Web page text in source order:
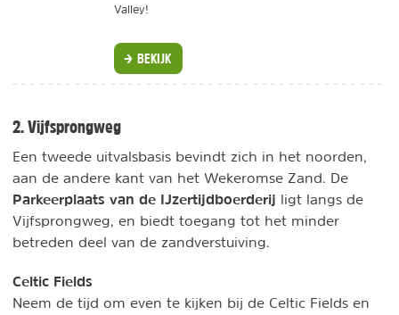
Valley!
BEKIJK
2. Vijfsprongweg
Een tweede uitvalsbasis bevindt zich in het noorden,
aan de andere kant van het Wekeromse Zand. De
Parkeerplaats van de IJzertijdboerderij ligt langs de
Vijfsprongweg, en biedt toegang tot het minder
betreden deel van de zandverstuiving.
Celtic Fields
Neem de tijd om even te kijken bij de Celtic Fields en